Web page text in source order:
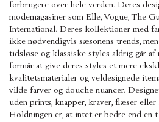
forbrugere over hele verden. Deres
modemagasiner som Elle, Vogue, The
International. Deres kollektioner med
ikke nødvendigvis sæsonens trends,
tidsløse og klassiske styles aldrig går
formår at give deres styles et mere
kvalitetsmaterialer og veldesignede
vilde farver og douche nuancer.
uden prints, knapper, kraver, flæser
Holdningen er, at intet er bedre end en